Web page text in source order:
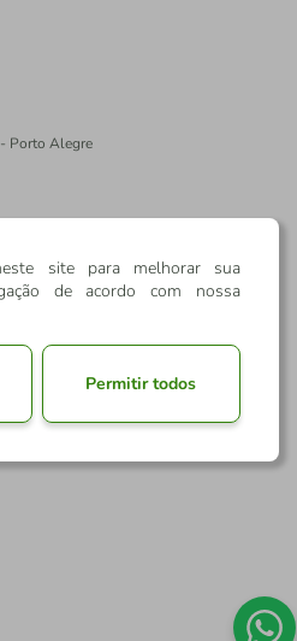
Porto Alegre
site para melhorar sua
de acordo com nossa
Permitir todos